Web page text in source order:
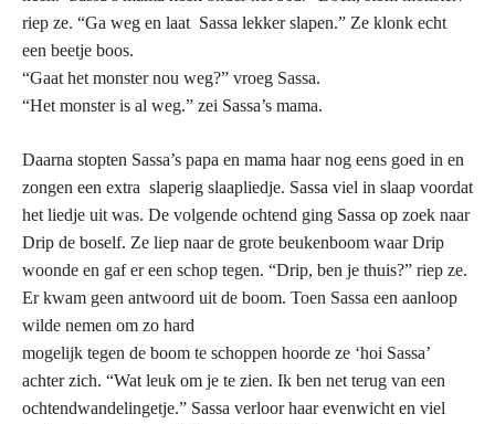
riep ze. “Ga weg en laat Sassa lekker slapen.” Ze klonk echt
een beetje boos.
“Gaat het monster nou weg?” vroeg Sassa.
“Het monster is al weg.” zei Sassa’s mama.
Daarna stopten Sassa’s papa en mama haar nog eens goed in en
zongen een extra slaperig slaapliedje. Sassa viel in slaap voordat
het liedje uit was. De volgende ochtend ging Sassa op zoek naar
Drip de boself. Ze liep naar de grote beukenboom waar Drip
woonde en gaf er een schop tegen. “Drip, ben je thuis?” riep ze.
Er kwam geen antwoord uit de boom. Toen Sassa een aanloop
wilde nemen om zo hard
mogelijk tegen de boom te schoppen hoorde ze ‘hoi Sassa’
achter zich. “Wat leuk om je te zien. Ik ben net terug van een
ochtendwandelingetje.” Sassa verloor haar evenwicht en viel